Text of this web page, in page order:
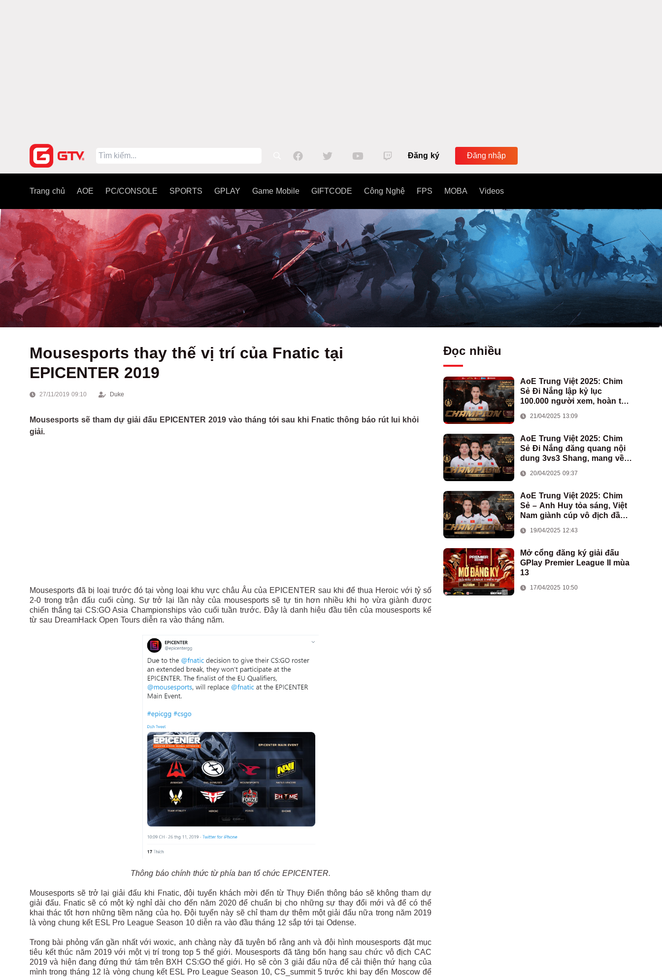
Đăng ký Đăng nhập
Trang chủ AOE PC/CONSOLE SPORTS GPLAY Game Mobile GIFTCODE Công Nghệ FPS MOBA Videos
Mousesports thay thế vị trí của Fnatic tại
EPICENTER 2019
27/11/2019 09:10 Duke
Mousesports sẽ tham dự giải đấu EPICENTER 2019 vào tháng tới sau khi Fnatic thông báo rút lui khỏi
giải.
Mousesports đã bị loại trước đó tại vòng loại khu vực châu Âu của EPICENTER sau khi để thua Heroic với tỷ số
2-0 trong trận đấu cuối cùng. Sự trở lại lần này của mousesports sẽ tự tin hơn nhiều khi họ vừa giành được
chiến thắng tại CS:GO Asia Championships vào cuối tuần trước. Đây là danh hiệu đầu tiên của mousesports kể
từ sau DreamHack Open Tours diễn ra vào tháng năm.
Thông báo chính thức từ phía ban tổ chức EPICENTER.
Mousesports sẽ trở lại giải đấu khi Fnatic, đội tuyển khách mời đến từ Thụy Điển thông báo sẽ không tham dự
giải đấu. Fnatic sẽ có một kỳ nghỉ dài cho đến năm 2020 để chuẩn bị cho những sự thay đổi mới và để có thể
khai thác tốt hơn những tiềm năng của họ. Đội tuyển này sẽ chỉ tham dự thêm một giải đấu nữa trong năm 2019
là vòng chung kết ESL Pro League Season 10 diễn ra vào đầu tháng 12 sắp tới tại Odense.
Trong bài phỏng vấn gần nhất với woxic, anh chàng này đã tuyên bố rằng anh và đội hình mousesports đặt mục
tiêu kết thúc năm 2019 với một vị trí trong top 5 thế giới. Mousesports đã tăng bốn hạng sau chức vô địch CAC
2019 và hiện đang đứng thứ tám trên BXH CS:GO thế giới. Họ sẽ còn 3 giải đấu nữa để cải thiện thứ hạng của
mình trong tháng 12 là vòng chung kết ESL Pro League Season 10, CS_summit 5 trước khi bay đến Moscow để
Đọc nhiều
AoE Trung Việt 2025: Chim
Sẻ Đi Nắng lập kỷ lục
100.000 người xem, hoàn tất
Việt Nam
21/04/2025 13:09
AoE Trung Việt 2025: Chim
Sẻ Đi Nắng đăng quang nội
dung 3vs3 Shang, mang về
đoàn AoE Việt Nam
20/04/2025 09:37
AoE Trung Việt 2025: Chim
Sẻ – Anh Huy tỏa sáng, Việt
Nam giành cúp vô địch đầu
19/04/2025 12:43
Mở cổng đăng ký giải đấu
GPlay Premier League II mùa
13
17/04/2025 10:50